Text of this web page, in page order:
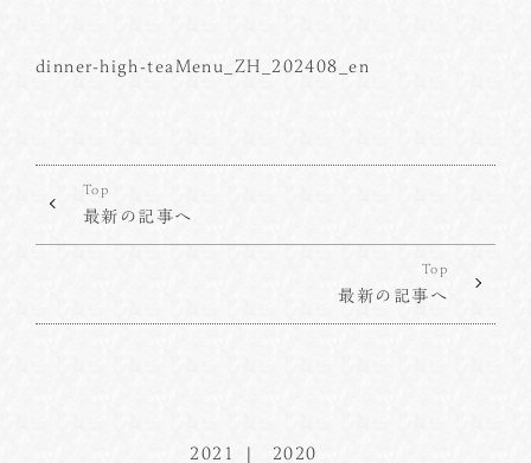
dinner-high-teaMenu_ZH_202408_en
Top
最新の記事へ
Top
最新の記事へ
2021 2020